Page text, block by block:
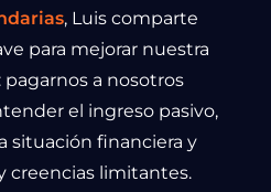
, Luis comparte
para mejorar nuestra
a nosotros
el ingreso pasivo,
situación financiera y
creencias limitantes.